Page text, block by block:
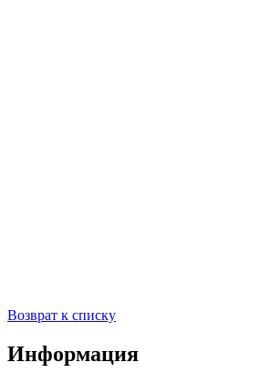
Возврат к списку
Информация